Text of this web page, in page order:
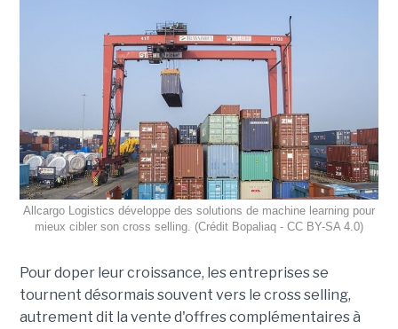
Allcargo Logistics développe des solutions de machine learning pour
mieux cibler son cross selling. (Crédit Bopaliaq - CC BY-SA 4.0)
Pour doper leur croissance, les entreprises se
tournent désormais souvent vers le cross selling,
autrement dit la vente d'offres complémentaires à